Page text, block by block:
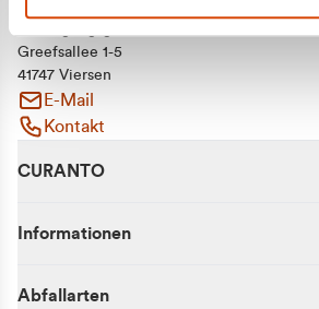
Greefsallee 1-5
41747 Viersen
E-Mail
Kontakt
CURANTO
Informationen
Abfallarten